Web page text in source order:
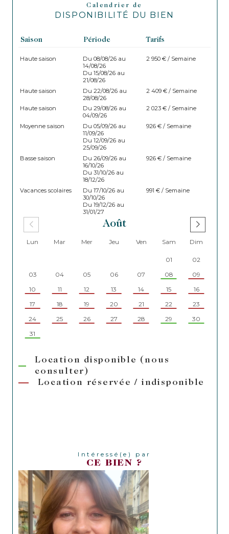
Calendrier de
DISPONIBILITÉ DU BIEN
Saison Période Tarifs
Haute saison
Du 08/08/26 au
14/08/26
Du 15/08/26 au
21/08/26
2 950 € / Semaine
Haute saison
Du 22/08/26 au
28/08/26
2 409 € / Semaine
Haute saison
Du 29/08/26 au
04/09/26
2 023 € / Semaine
Moyenne saison
Du 05/09/26 au
11/09/26
Du 12/09/26 au
25/09/26
926 € / Semaine
Basse saison
Du 26/09/26 au
16/10/26
Du 31/10/26 au
18/12/26
926 € / Semaine
Vacances scolaires
Du 17/10/26 au
30/10/26
Du 19/12/26 au
31/01/27
991 € / Semaine
Août
Lun Mar Mer Jeu Ven Sam Dim
01
02
03
04 05 06 07 08
09
10
11 12 13 14 15
16
17
18 19 20 21 22
23
24
25 26 27 28 29
30
31
Location disponible (nous
consulter)
Location réservée / indisponible
Intéressé(e) par
CE BIEN ?